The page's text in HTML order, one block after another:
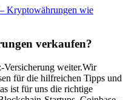
Kryptowährungen wie
verkaufen?
weiter.Wir
für die hilfreichen Tipps und
ist für uns die richtige